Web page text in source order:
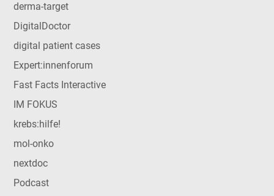
derma-target
DigitalDoctor
digital patient cases
Expert:innenforum
Fast Facts Interactive
IM FOKUS
krebs:hilfe!
mol-onko
nextdoc
Podcast